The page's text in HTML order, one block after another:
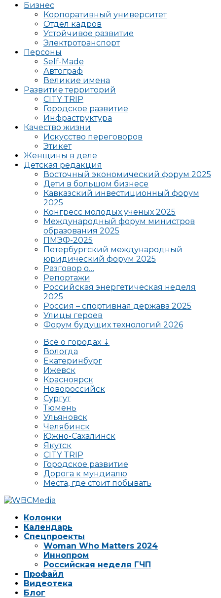
Бизнес
Корпоративный университет
Отдел кадров
Устойчивое развитие
Электротранспорт
Персоны
Self-Made
Автограф
Великие имена
Развитие территорий
CITY TRIP
Городское развитие
Инфраструктура
Качество жизни
Искусство переговоров
Этикет
Женщины в деле
Детская редакция
Восточный экономический форум 2025
Дети в большом бизнесе
Кавказский инвестиционный форум
2025
Конгресс молодых ученых 2025
Международный форум министров
образования 2025
ПМЭФ-2025
Петербургский международный
юридический форум 2025
Разговор о…
Репортажи
Российская энергетическая неделя
2025
Россия – спортивная держава 2025
Улицы героев
Форум будущих технологий 2026
Всё о городах ⇣
Вологда
Екатеринбург
Ижевск
Красноярск
Новороссийск
Сургут
Тюмень
Ульяновск
Челябинск
Южно-Сахалинск
Якутск
CITY TRIP
Городское развитие
Дорога к мундиалю
Места, где стоит побывать
Колонки
Календарь
Спецпроекты
Woman Who Matters 2024
Иннопром
Российская неделя ГЧП
Профайл
Видеотека
Блог